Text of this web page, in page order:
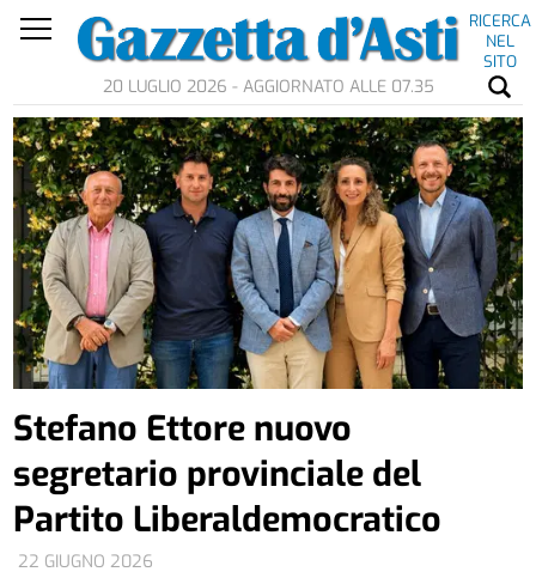
RICERCA
NEL
SITO
20 LUGLIO 2026 - AGGIORNATO ALLE 07.35
22 GIUGNO 2026
Stefano Ettore nuovo
segretario provinciale del
Partito Liberaldemocratico